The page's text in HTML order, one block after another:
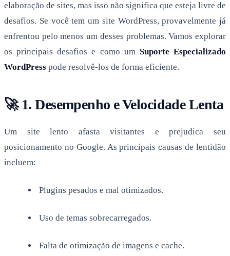
elaboração de sites, mas isso não significa que esteja livre de
desafios. Se você tem um site WordPress, provavelmente já
enfrentou pelo menos um desses problemas. Vamos explorar
os principais desafios e como um Suporte Especializado
WordPress pode resolvê-los de forma eficiente.
🚀 1. Desempenho e Velocidade Lenta
Um site lento afasta visitantes e prejudica seu
posicionamento no Google. As principais causas de lentidão
incluem:
Plugins pesados e mal otimizados.
Uso de temas sobrecarregados.
Falta de otimização de imagens e cache.